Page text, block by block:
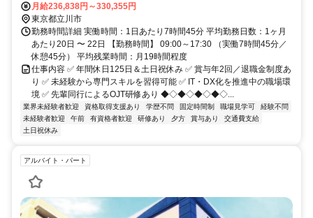
月給236,838円～330,355円
東京都立川市
勤務時間詳細 実働時間：1日あたり7時間45分 平均勤務日数：1ヶ月
あたり20日 〜 22日 【勤務時間】 09:00～17:30 （実働7時間45分／
休憩45分） 平均残業時間：月19時間程度
仕事内容 ✅ 年間休日125日＆土日祝休み ✅ 賞与年2回／退職金制度あ
り ✅ 未経験から専門スキルを習得可能 ✅ IT・DX化を推進中の職場環
境 ✅ 先輩同行によるOJT研修あり ◆◇◆◇◆◇◆◇...
業界未経験者歓迎 資格取得支援あり 学歴不問 固定時間制 職場見学可
経験不問
未経験者歓迎
午前 有資格者歓迎 研修あり 夕方 賞与あり
交通費支給
土日祝休み
アルバイト・パート